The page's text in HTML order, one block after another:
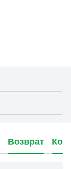
Возврат